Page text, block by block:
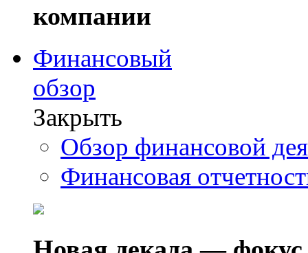
компании
Финансовый
обзор
Закрыть
Обзор финансовой
Финансовая